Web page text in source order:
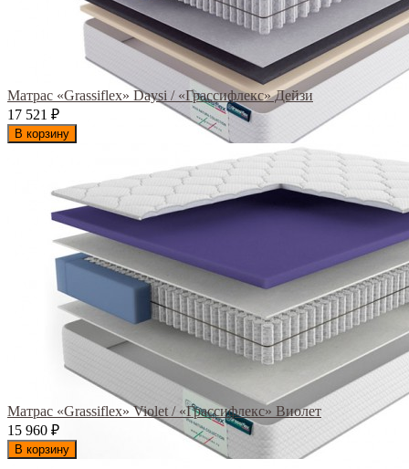
Матрас «Grassiflex» Daysi / «Грассифлекс» Дейзи
17 521
₽
В корзину
Матрас «Grassiflex» Violet / «Грассифлекс» Виолет
15 960 ₽
В корзину